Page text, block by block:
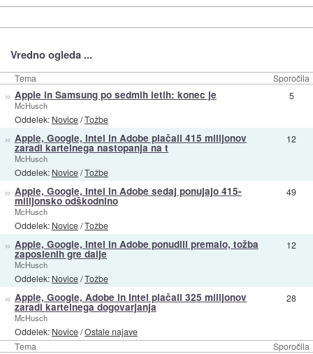
Vredno ogleda ...
Tema Sporočila
Tema Sporočila
» Apple in Samsung po sedmih letih: konec je
McHusch
Oddelek: Novice/Tožbe
5
» Apple, Google, Intel in Adobe plačali 415 milijonov
zaradi kartelnega nastopanja na t
McHusch
Oddelek: Novice/Tožbe
12
» Apple, Google, Intel in Adobe sedaj ponujajo 415-
milijonsko odškodnino
McHusch
Oddelek: Novice/Tožbe
49
» Apple, Google, Intel in Adobe ponudili premalo, tožba
zaposlenih gre dalje
McHusch
Oddelek: Novice/Tožbe
12
» Apple, Google, Adobe in Intel plačali 325 milijonov
zaradi kartelnega dogovarjanja
McHusch
Oddelek: Novice/Ostale najave
28